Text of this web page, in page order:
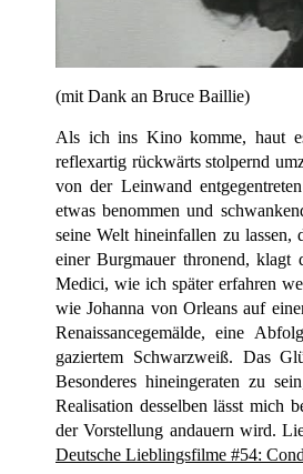
(mit Dank an Bruce Baillie)
Als ich ins Kino komme, haut
reflexartig rückwärts stolpernd
von der Leinwand
etwas benommen und
seine Welt hineinfallen zu lassen,
einer Burgmauer thronend, klagt
Medici, wie ich später erfahren
wie Johanna von Orleans auf
Renaissancegemälde, eine
gaziertem Schwarzweiß. Das
Besonderes hineingeraten zu
Realisation desselben lässt mich
der Vorstellung andauern wird.
Deutsche Lieblingsfilme #54: